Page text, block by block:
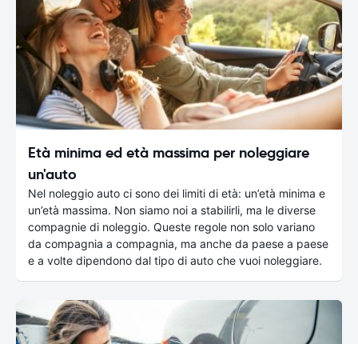
Età minima ed età massima per noleggiare
un'auto
Nel noleggio auto ci sono dei limiti di età: un’età minima e
un’età massima. Non siamo noi a stabilirli, ma le diverse
compagnie di noleggio. Queste regole non solo variano
da compagnia a compagnia, ma anche da paese a paese
e a volte dipendono dal tipo di auto che vuoi noleggiare.